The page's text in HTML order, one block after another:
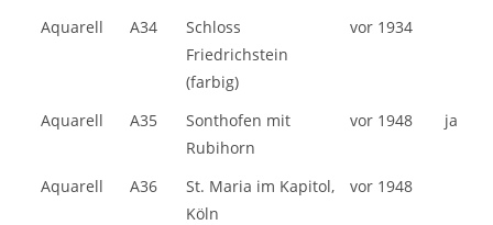
Aquarell
A34
Schloss
Friedrichstein
(farbig)
vor 1934
Aquarell A35
Sonthofen mit
Rubihorn
vor 1948 ja
Aquarell A36
St. Maria im Kapitol,
Köln
vor 1948